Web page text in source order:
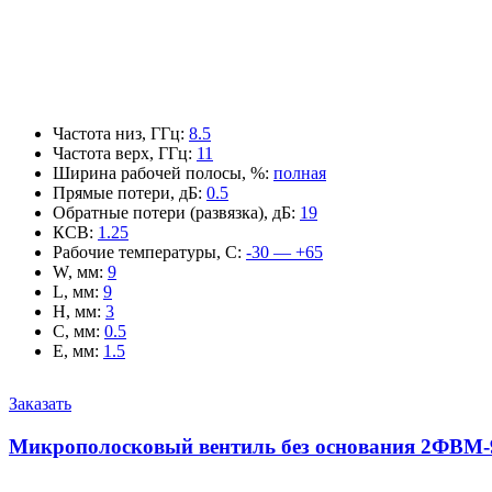
Частота низ, ГГц: 8.5
Частота верх, ГГц: 11
Ширина рабочей полосы, %: полная
Прямые потери, дБ: 0.5
Обратные потери (развязка), дБ: 19
КСВ: 1.25
Рабочие температуры, С: -30 — +65
W, мм: 9
L, мм: 9
H, мм: 3
C, мм: 0.5
E, мм: 1.5
Заказать
Микрополосковый вентиль без основания 2ФВМ-